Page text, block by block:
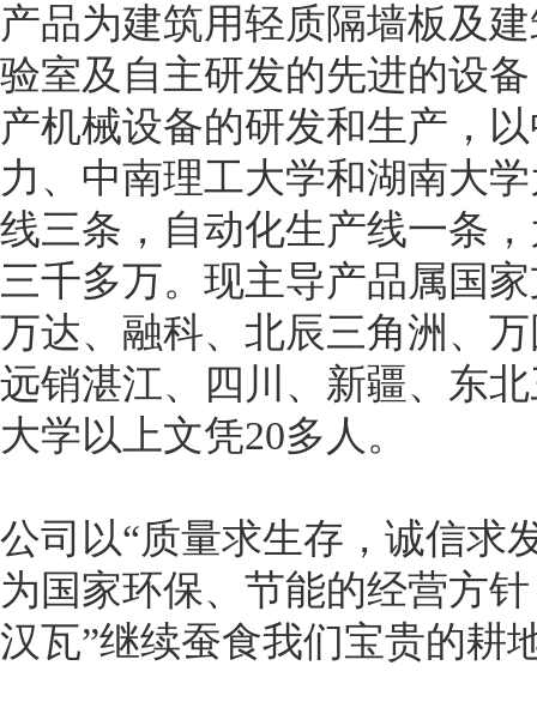
产品为建筑用轻质隔墙板及
验室及自主研发的先进的设
产机械设备的研发和生产，
力、中南理工大学和湖南大
线三条，自动化生产线一条
三千多万。现主导产品属国
万达、融科、北辰三角洲、
远销湛江、四川、新疆、东
大学以上文凭20多人。
公司以“质量求生存，诚信求
为国家环保、节能的经营方
汉瓦”继续蚕食我们宝贵的耕